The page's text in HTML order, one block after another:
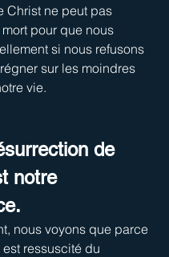
Christ ne peut pas
pour que nous
si nous refusons
sur les moindres
vie.
de
notre
nous voyons que parce
ressuscité du